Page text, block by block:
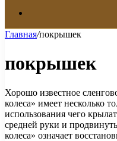
Главная/покрышек
покрышек
Хорошо известное
колеса» имеет несколько
использования чего
средней руки и
колеса» означает